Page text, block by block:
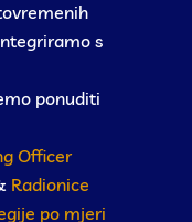
s
ponuditi
Officer
Radionice
po mjeri